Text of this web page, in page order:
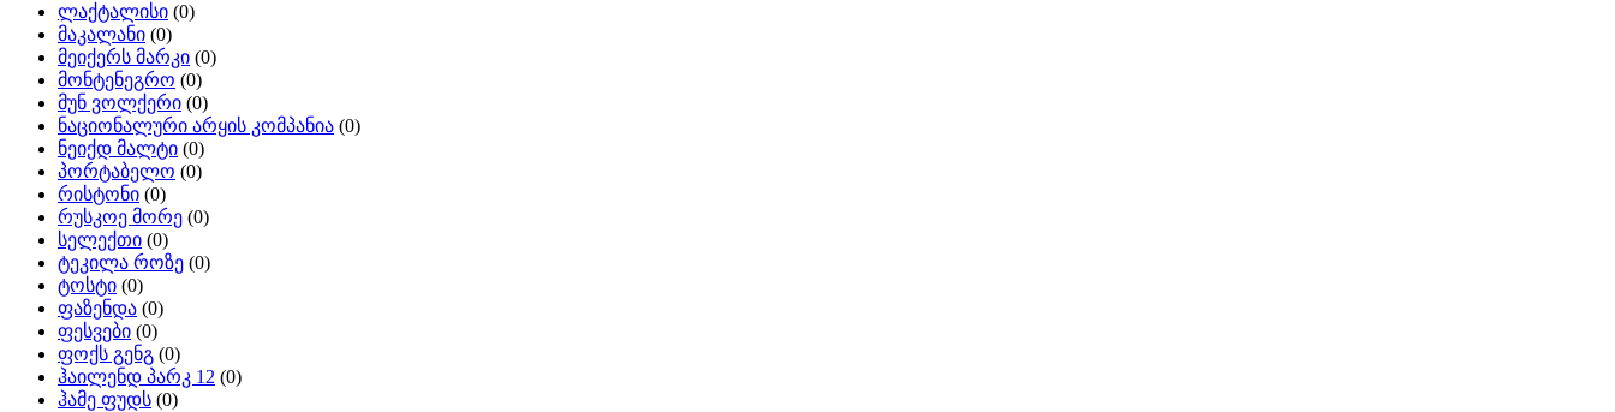
ლაქტალისი (0)
მაკალანი (0)
მეიქერს მარკი (0)
მონტენეგრო (0)
მუნ ვოლქერი (0)
ნაციონალური არყის კომპანია (0)
ნეიქდ მალტი (0)
პორტაბელო (0)
რისტონი (0)
რუსკოე მორე (0)
სელექთი (0)
ტეკილა როზე (0)
ტოსტი (0)
ფაზენდა (0)
ფესვები (0)
ფოქს გენგ (0)
ჰაილენდ პარკ 12 (0)
ჰამე ფუდს (0)